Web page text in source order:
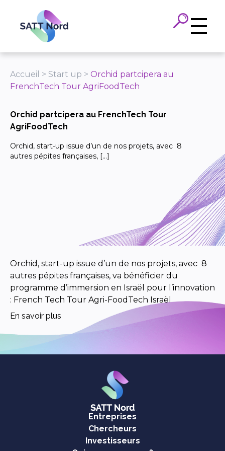
Accueil > Start up > Orchid partcipera au
FrenchTech Tour AgriFoodTech
Orchid partcipera au FrenchTech Tour
AgriFoodTech
Orchid, start-up issue d’un de nos projets, avec 8
autres pépites françaises, […]
Orchid, start-up issue d’un de nos projets, avec 8
autres pépites françaises, va bénéficier du
programme d’immersion en Israël pour l’innovation
: French Tech Tour Agri-FoodTech Israël
En savoir plus
Entreprises
Chercheurs
Investisseurs